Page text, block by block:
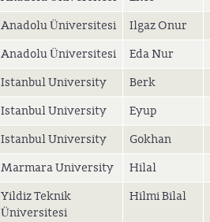
Anadolu Üniversitesi Ilgaz Onur
Anadolu Üniversitesi Eda Nur
Istanbul University Berk
Istanbul University Eyup
Istanbul University Gokhan
Marmara University Hilal
Yildiz Teknik
Üniversitesi
Hilmi Bilal